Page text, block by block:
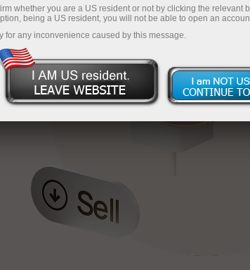
whether you are a US resident or not by clicking the relevant
being a US resident, you will not be able to open an
for any inconvenience caused by this message.